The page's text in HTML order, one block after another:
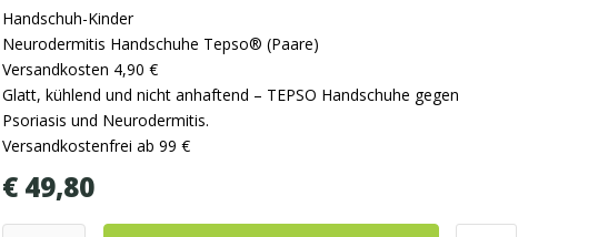
Handschuh-Kinder
Neurodermitis Handschuhe Tepso® (Paare)
Versandkosten 4,90 €
Glatt, kühlend und nicht anhaftend – TEPSO Handschuhe gegen
Psoriasis und Neurodermitis.
Versandkostenfrei ab 99 €
€ 49,80